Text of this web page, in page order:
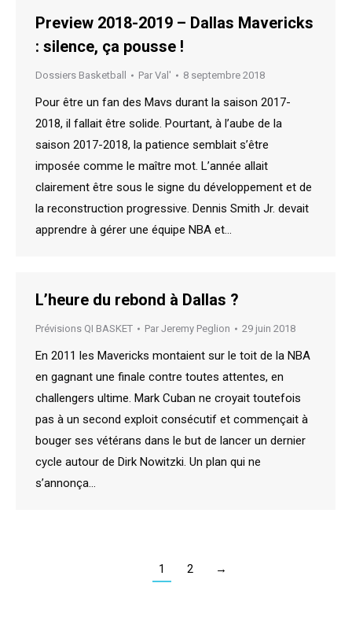
Preview 2018-2019 – Dallas Mavericks
: silence, ça pousse !
Dossiers Basketball Par Val' 8 septembre 2018
Pour être un fan des Mavs durant la saison 2017-
2018, il fallait être solide. Pourtant, à l’aube de la
saison 2017-2018, la patience semblait s’être
imposée comme le maître mot. L’année allait
clairement être sous le signe du développement et de
la reconstruction progressive. Dennis Smith Jr. devait
apprendre à gérer une équipe NBA et…
L’heure du rebond à Dallas ?
Prévisions QI BASKET Par Jeremy Peglion 29 juin 2018
En 2011 les Mavericks montaient sur le toit de la NBA
en gagnant une finale contre toutes attentes, en
challengers ultime. Mark Cuban ne croyait toutefois
pas à un second exploit consécutif et commençait à
bouger ses vétérans dans le but de lancer un dernier
cycle autour de Dirk Nowitzki. Un plan qui ne
s’annonça…
1 2 →